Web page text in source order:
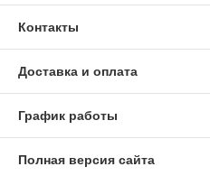
Контакты
Доставка и оплата
График работы
Полная версия сайта